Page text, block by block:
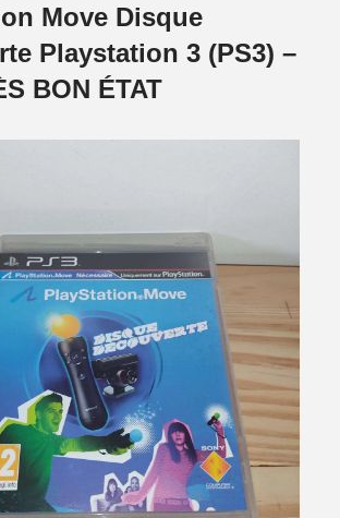
Move Disque
Playstation 3 (PS3) –
BON ÉTAT